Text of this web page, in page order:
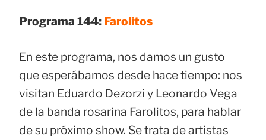
Programa 144: Farolitos
En este programa, nos damos un gusto
que esperábamos desde hace tiempo: nos
visitan Eduardo Dezorzi y Leonardo Vega
de la banda rosarina Farolitos, para hablar
de su próximo show. Se trata de artistas